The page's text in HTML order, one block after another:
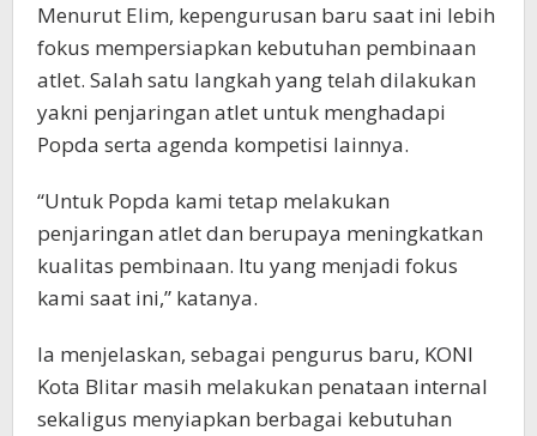
Menurut Elim, kepengurusan baru saat ini lebih
fokus mempersiapkan kebutuhan pembinaan
atlet. Salah satu langkah yang telah dilakukan
yakni penjaringan atlet untuk menghadapi
Popda serta agenda kompetisi lainnya.
“Untuk Popda kami tetap melakukan
penjaringan atlet dan berupaya meningkatkan
kualitas pembinaan. Itu yang menjadi fokus
kami saat ini,” katanya.
Ia menjelaskan, sebagai pengurus baru, KONI
Kota Blitar masih melakukan penataan internal
sekaligus menyiapkan berbagai kebutuhan